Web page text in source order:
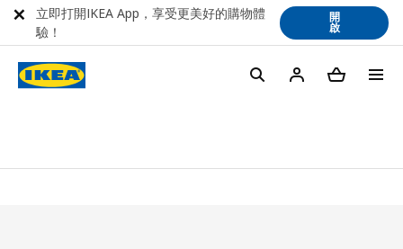
立即打開IKEA App，享受更美好的購物體
驗！
開
啟